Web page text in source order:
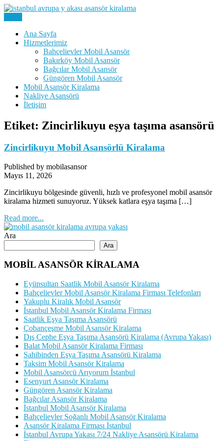
Skip
Avrupa Yakası Mobil Asansör
Kiralama
Ana Sayfa
Hizmetlerimiz
Bahçelievler Mobil Asansör
Bakırköy Mobil Asansör
Bağcılar Mobil Asansör
Güngören Mobil Asansör
Mobil Asansör Kiralama
Nakliye Asansörü
İletişim
Etiket: Zincirlikuyu eşya taşıma asansörü
Zincirlikuyu Mobil Asansörlü Kiralama
Published by mobilasansor
Mayıs 11, 2026
Zincirlikuyu bölgesinde güvenli, hızlı ve profesyonel mobil asansör
kiralama hizmeti sunuyoruz. Yüksek katlara eşya taşıma […]
Read more...
Ara
Ara
MOBİL ASANSÖR KİRALAMA
Eyüpsultan Saatlik Mobil Asansör Kiralama
Bahçelievler Mobil Asansör Kiralama Firması Telefonları
Yakuplu Kiralık Mobil Asansör
İstanbul Mobil Asansör Kiralama Firması
Saatlik Eşya Taşıma Asansörü
Çobançeşme Mobil Asansör Kiralama
Dış Cephe Eşya Taşıma Asansörü Kiralama (Avrupa Yakası)
Balat Mobil Asansör Kiralama Firması
Sahibinden Eşya Taşıma Asansörü Kiralama
Taksim Mobil Asansör Kiralama
Mobil Asansörcü Arıyorum İstanbul
Esenyurt Asansör Kiralama
Güngören Asansör Kiralama
Bağcılar Asansör Kiralama
İstanbul Mobil Asansör Kiralama
Bahçelievler Soğanlı Mobil Asansör Kiralama
Asansör Kiralama Firması İstanbul
İstanbul Avrupa Yakası 7/24 Nakliye Asansörü Kiralama